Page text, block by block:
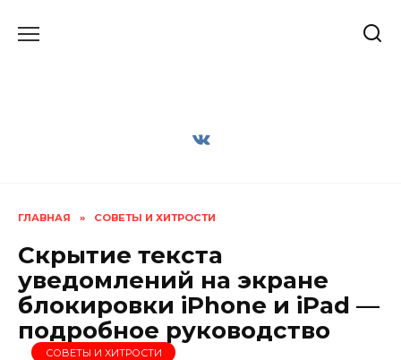
ГЛАВНАЯ » СОВЕТЫ И ХИТРОСТИ
Скрытие текста
уведомлений на экране
блокировки iPhone и iPad —
подробное руководство
СОВЕТЫ И ХИТРОСТИ